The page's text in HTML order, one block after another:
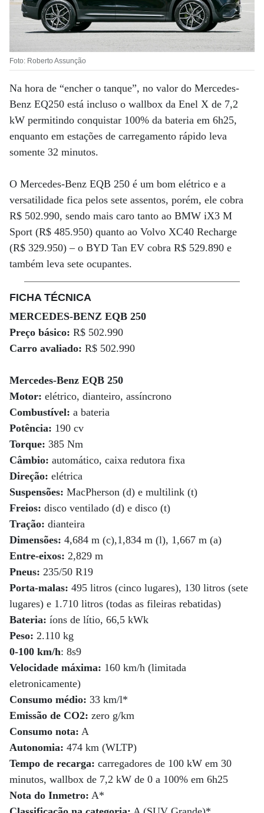
Foto: Roberto Assunção
Na hora de “encher o tanque”, no valor do Mercedes-
Benz EQ250 está incluso o wallbox da Enel X de 7,2
kW permitindo conquistar 100% da bateria em 6h25,
enquanto em estações de carregamento rápido leva
somente 32 minutos.
O Mercedes-Benz EQB 250 é um bom elétrico e a
versatilidade fica pelos sete assentos, porém, ele cobra
R$ 502.990, sendo mais caro tanto ao BMW iX3 M
Sport (R$ 485.950) quanto ao Volvo XC40 Recharge
(R$ 329.950) – o BYD Tan EV cobra R$ 529.890 e
também leva sete ocupantes.
FICHA TÉCNICA
MERCEDES-BENZ EQB 250
Preço básico: R$ 502.990
Carro avaliado: R$ 502.990
Mercedes-Benz EQB 250
Motor: elétrico, dianteiro, assíncrono
Combustível: a bateria
Potência: 190 cv
Torque: 385 Nm
Câmbio: automático, caixa redutora fixa
Direção: elétrica
Suspensões: MacPherson (d) e multilink (t)
Freios: disco ventilado (d) e disco (t)
Tração: dianteira
Dimensões: 4,684 m (c),1,834 m (l), 1,667 m (a)
Entre-eixos: 2,829 m
Pneus: 235/50 R19
Porta-malas: 495 litros (cinco lugares), 130 litros (sete
lugares) e 1.710 litros (todas as fileiras rebatidas)
Bateria: íons de lítio, 66,5 kWk
Peso: 2.110 kg
0-100 km/h: 8s9
Velocidade máxima: 160 km/h (limitada
eletronicamente)
Consumo médio: 33 km/l*
Emissão de CO2: zero g/km
Consumo nota: A
Autonomia: 474 km (WLTP)
Tempo de recarga: carregadores de 100 kW em 30
minutos, wallbox de 7,2 kW de 0 a 100% em 6h25
Nota do Inmetro: A*